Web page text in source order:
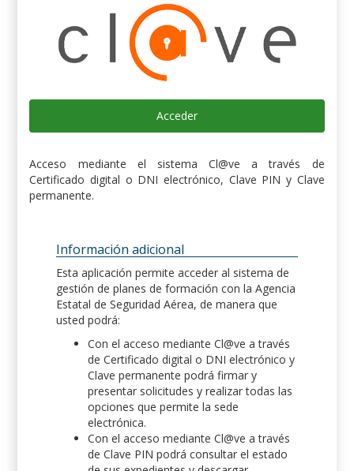
Acceder
Acceso mediante el sistema Cl@ve a través de
Certificado digital o DNI electrónico, Clave PIN y Clave
permanente.
Información adicional
Esta aplicación permite acceder al sistema de
gestión de planes de formación con la Agencia
Estatal de Seguridad Aérea, de manera que
usted podrá:
Con el acceso mediante Cl@ve a través
de Certificado digital o DNI electrónico y
Clave permanente podrá firmar y
presentar solicitudes y realizar todas las
opciones que permite la sede
electrónica.
Con el acceso mediante Cl@ve a través
de Clave PIN podrá consultar el estado